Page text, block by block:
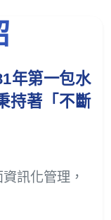
年第一包水
持著「不斷
訊化管理，